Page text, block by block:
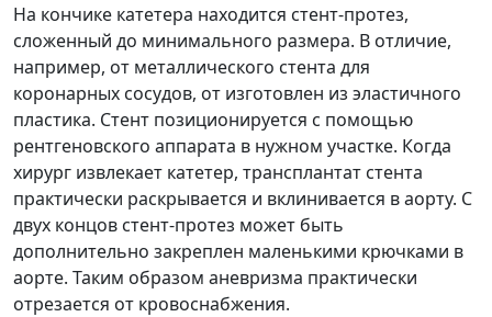
На кончике катетера находится стент-протез,
сложенный до минимального размера. В отличие,
например, от металлического стента для
коронарных сосудов, от изготовлен из эластичного
пластика. Стент позиционируется с помощью
рентгеновского аппарата в нужном участке. Когда
хирург извлекает катетер, трансплантат стента
практически раскрывается и вклинивается в аорту. С
двух концов стент-протез может быть
дополнительно закреплен маленькими крючками в
аорте. Таким образом аневризма практически
отрезается от кровоснабжения.